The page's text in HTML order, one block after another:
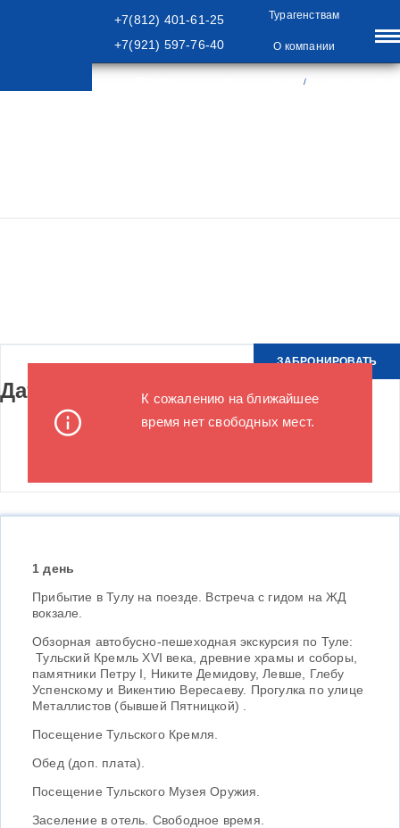
+7(812) 401-61-25
+7(921) 597-76-40
/
Турагенствам
О компании
Даты и цены
ЗАБРОНИРОВАТЬ
К сожалению на ближайшее
время нет свободных мест.
1 день
Прибытие в Тулу на поезде. Встреча с гидом на ЖД
вокзале.
Обзорная автобусно-пешеходная экскурсия по Туле:
Тульский Кремль XVI века, древние храмы и соборы,
памятники Петру I, Никите Демидову, Левше, Глебу
Успенскому и Викентию Вересаеву. Прогулка по улице
Металлистов (бывшей Пятницкой) .
Посещение Тульского Кремля.
Обед (доп. плата).
Посещение Тульского Музея Оружия.
Заселение в отель. Свободное время.